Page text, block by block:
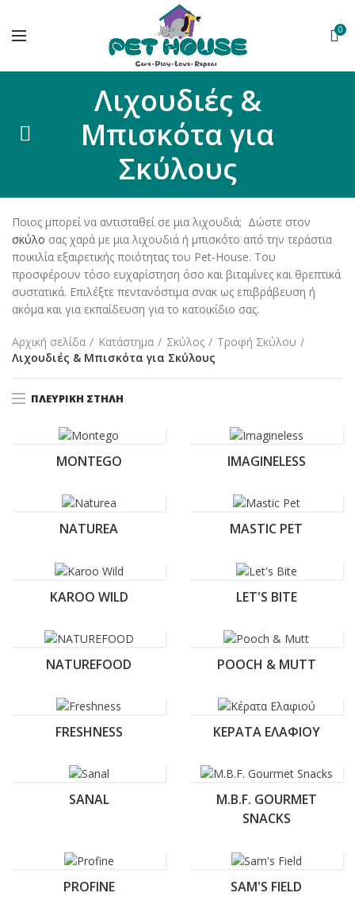
0
Λιχουδιές &
Μπισκότα για
Σκύλους
Ποιος μπορεί να αντισταθεί σε μια λιχουδιά; Δώστε στον
σκύλο σας χαρά με μια λιχουδιά ή μπισκότο από την τεράστια
ποικιλία εξαιρετικής ποιότητας του Pet-House. Του
προσφέρουν τόσο ευχαρίστηση όσο και βιταμίνες και θρεπτικά
συστατικά. Επιλέξτε πεντανόστιμα σνακ ως επιβράβευση ή
ακόμα και για εκπαίδευση για το κατοικίδιο σας.
Αρχική σελίδα Κατάστημα Σκύλος
Τροφή Σκύλου
Λιχουδιές & Μπισκότα για Σκύλους
ΠΛΕΥΡΙΚΉ ΣΤΉΛΗ
MONTEGO IMAGINELESS
NATUREA MASTIC PET
KAROO WILD LET'S BITE
NATUREFOOD POOCH & MUTT
FRESHNESS ΚΈΡΑΤΑ ΕΛΑΦΙΟΎ
SANAL
M.B.F. GOURMET
SNACKS
PROFINE SAM'S FIELD